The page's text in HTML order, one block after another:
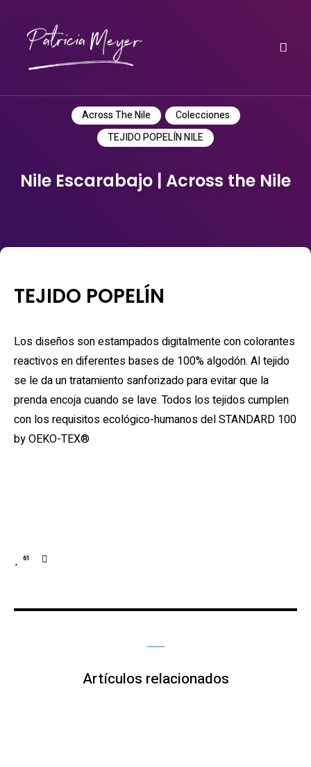
Across The Nile
Colecciones
TEJIDO POPELÍN NILE
Nile Escarabajo | Across the Nile
TEJIDO POPELÍN
Los diseños son estampados digitalmente con colorantes
reactivos en diferentes bases de 100% algodón. Al tejido
se le da un tratamiento sanforizado para evitar que la
prenda encoja cuando se lave. Todos los tejidos cumplen
con los requisitos ecológico-humanos del STANDARD 100
by OEKO-TEX®
61
Artículos relacionados